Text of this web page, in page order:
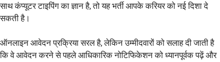
साथ कंप्यूटर टाइपिंग का ज्ञान है, तो यह भर्ती आपके करियर को नई दिशा दे
सकती है।
ऑनलाइन आवेदन प्रक्रिया सरल है, लेकिन उम्मीदवारों को सलाह दी जाती है
कि वे आवेदन करने से पहले आधिकारिक नोटिफिकेशन को ध्यानपूर्वक पढ़ें और